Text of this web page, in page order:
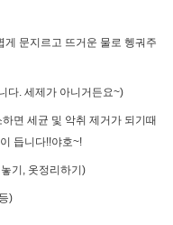
문지르고 뜨거운 물로 헹궈주
다. 세제가 아니거든요~)
면 세균 및 악취 제거가 되기때
듭니다!!야호~!
기, 옷정리하기)
)